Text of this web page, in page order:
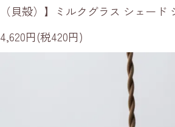
（貝殻）】ミルクグラス シェード
4,620円(税420円)